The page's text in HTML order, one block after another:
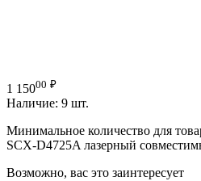
1 15000 ₽
Наличие: 9 шт.
Минимальное количество для
SCX-D4725A лазерный
Возможно, вас это заинтересует